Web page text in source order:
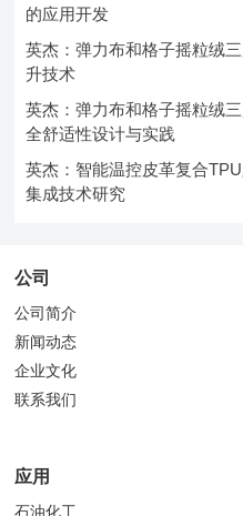
的应用开发
英杰：弹力布和格子摇粒绒
升技术
英杰：弹力布和格子摇粒绒
全舒适性设计与实践
英杰：智能温控皮革复合
集成技术研究
公司
公司简介
新闻动态
企业文化
联系我们
应用
石油化工